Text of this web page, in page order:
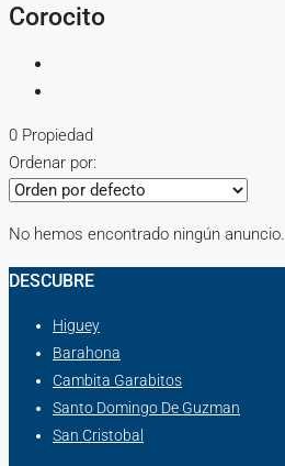
Corocito
0 Propiedad
Ordenar por:
No hemos encontrado ningún anuncio.
DESCUBRE
Higuey
Barahona
Cambita Garabitos
Santo Domingo De Guzman
San Cristobal